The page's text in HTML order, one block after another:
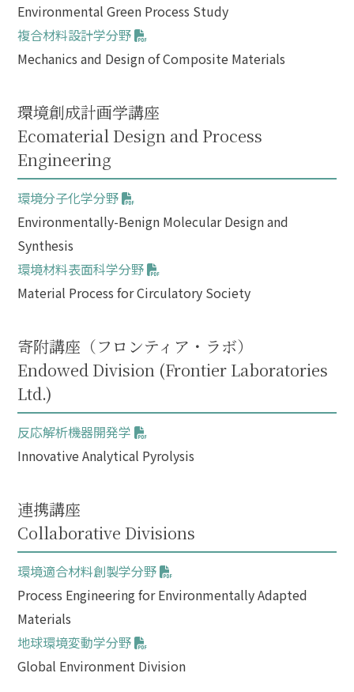
Environmental Green Process Study
複合材料設計学分野
Mechanics and Design of Composite Materials
環境創成計画学講座
Ecomaterial Design and Process
Engineering
環境分子化学分野
Environmentally-Benign Molecular Design and
Synthesis
環境材料表面科学分野
Material Process for Circulatory Society
寄附講座（フロンティア・ラボ）
Endowed Division (Frontier Laboratories
Ltd.)
反応解析機器開発学
Innovative Analytical Pyrolysis
連携講座
Collaborative Divisions
環境適合材料創製学分野
Process Engineering for Environmentally Adapted
Materials
地球環境変動学分野
Global Environment Division